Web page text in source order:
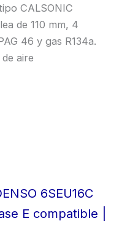
CALSONIC
de 110 mm, 4
46 y gas R134a.
aire
6SEU16C
E compatible |